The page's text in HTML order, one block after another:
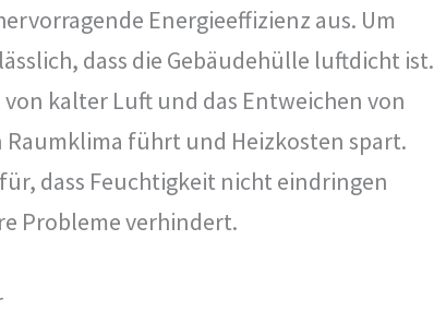
Energieeffizienz aus. Um
dass die Gebäudehülle luftdicht ist.
kalter Luft und das Entweichen von
führt und Heizkosten spart.
dass Feuchtigkeit nicht eindringen
Probleme verhindert.